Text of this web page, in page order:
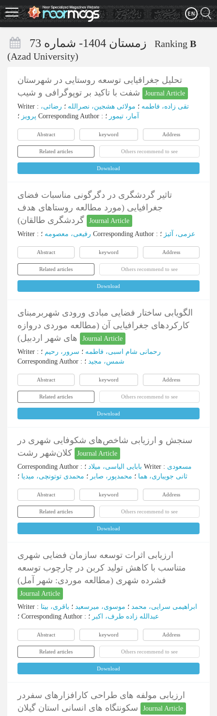
Skip
to
main
Ranking B
(Azad University)
تحلیل جغرافیایی توسعه روستایی در شهرستان
Journal Article
Writer : تقی زاده، فاطمه ؛ مولائی هشجین، نصرالله ؛ رضائی،
پرویز Corresponding Author : آمار، تیمور ؛
Abstract keyword Address
Related articles Others recommend to see
Download
تاثیر گردشگری در دگرگونی مناسبات فضای
جغرافیایی (مورد مطالعه روستاهای هدف
Journal Article
Writer : رفیعی، معصومه Corresponding Author : عزمی، آئیژ ؛
Abstract keyword Address
Related articles Others recommend to see
Download
الگویابی ساختار فضایی مبادی ورودی شهربرمبنای
کارکردهای جغرافیایی آن (مطالعه موردی دروازه
Journal Article
Writer : رحمانی شام اسبی، فاطمه ؛ سرور، رحیم ؛
Corresponding Author : شمس، مجید ؛
Abstract keyword Address
Related articles Others recommend to see
Download
سنجش و ارزیابی شاخص‌های شکوفایی شهری در
Journal Article
Corresponding Author : بابایی الیاسی، میلاد Writer : مسعودی
ثانی جویباری، هما ؛ محمدپور، صابر ؛ محمدی توتونچی، میدیا ؛
Abstract keyword Address
Related articles Others recommend to see
Download
ارزیابی اثرات توسعه سازمان فضایی شهری
متناسب با کاهش تولید کربن در چارچوب توسعه
فشرده شهری (مطالعه موردی: شهر آمل)
Journal Article
Writer : ابراهیمی سرایی، محمد ؛ موسوی، میرسعید ؛ باقری، بیتا
Corresponding Author : عبدالله زاده طرف، اکبر ؛
Abstract keyword Address
Related articles Others recommend to see
Download
ارزیابی مولفه های طراحی کارافزارهای سفردر
Journal Article